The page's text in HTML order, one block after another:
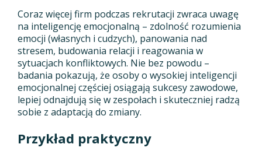
Coraz więcej firm podczas rekrutacji zwraca uwagę
na inteligencję emocjonalną – zdolność rozumienia
emocji (własnych i cudzych), panowania nad
stresem, budowania relacji i reagowania w
sytuacjach konfliktowych. Nie bez powodu –
badania pokazują, że osoby o wysokiej inteligencji
emocjonalnej częściej osiągają sukcesy zawodowe,
lepiej odnajdują się w zespołach i skuteczniej radzą
sobie z adaptacją do zmiany.
Przykład praktyczny